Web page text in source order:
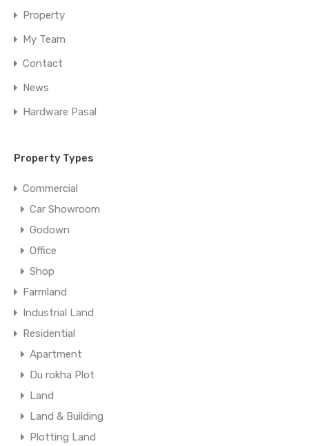
Property
My Team
Contact
News
Hardware Pasal
Property Types
Commercial
Car Showroom
Godown
Office
Shop
Farmland
Industrial Land
Residential
Apartment
Du rokha Plot
Land
Land & Building
Plotting Land